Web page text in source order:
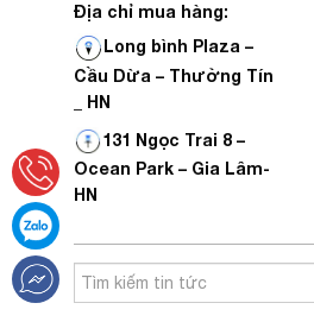
Địa chỉ mua hàng:
Long bình Plaza –
Cầu Dừa – Thường Tín
_ HN
131 Ngọc Trai 8 –
Ocean Park – Gia Lâm-
HN